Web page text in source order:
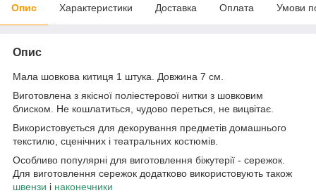
Опис Характеристики Доставка Оплата Умови
Опис
Мала шовкова китиця 1 штука. Довжина 7 см.
Виготовлена з якісної поліестерової нитки з шовковим
блиском. Не кошлатиться, чудово переться, не вицвітає.
Використовується для декорування предметів домашнього
текстилю, сценічних і театральних костюмів.
Особливо популярні для виготовлення біжутерії - сережок.
Для виготовлення сережок додатково використовують також
швензи і наконечники